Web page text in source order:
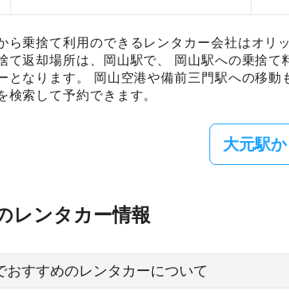
ら乗捨て利用のできるレンタカー会社はオリ
て返却場所は、岡山駅で、 岡山駅への乗捨
となります。 岡山空港や備前三門駅への移
検索して予約できます。
大元駅
レンタカー情報
おすすめのレンタカーについて